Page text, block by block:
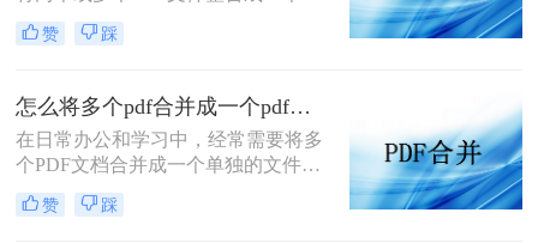
一文件的情况，这可能是为了便于管
理文档、简化发送电子邮件附件的过
案。以下是详细的步骤指南，帮助您
了解怎么把两个pdf文件合并为一个。
赞 踩
怎么将多个pdf合并成一个pdf？来教你这4种方法！
在日常办公和学习中，经常需要将多
个PDF文档合并成一个单独的文件，
以便于整理、分享或存档。幸运的
是，有多种方法可以帮助我们轻松完
赞 踩